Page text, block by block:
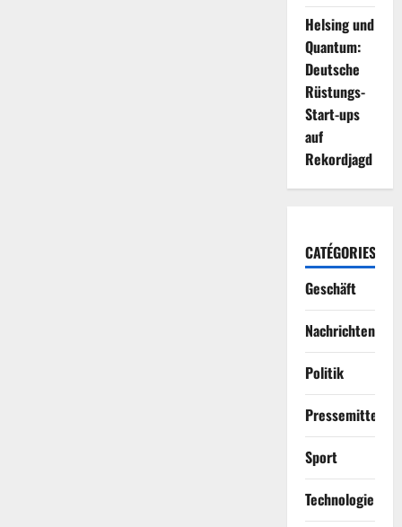
Helsing und
Quantum:
Deutsche
Rüstungs-
Start-ups
auf
Rekordjagd
CATÉGORIES
Geschäft
Nachrichten
Politik
Sport
Technologie